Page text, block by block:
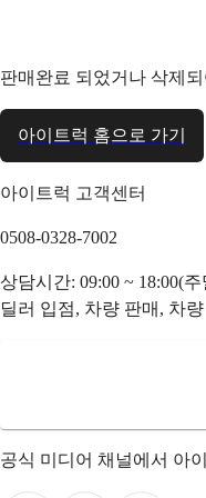
판매완료 되었거나 삭제
아이트럭 홈으로 가기
아이트럭 고객센터
0508-0328-7002
상담시간: 09:00 ~ 18:00(
딜러 입점, 차량 판매, 차
공식 미디어 채널에서 아